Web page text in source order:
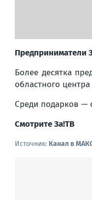
Предприниматели
Более десятка
областного
Среди подарков —
Смотрите За!ТВ
Источник: Канал в